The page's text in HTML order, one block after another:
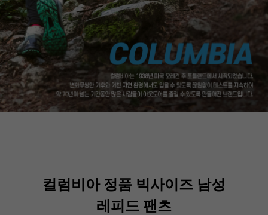
컬럼비아 정품 빅사이즈 남성
레피드 팬츠